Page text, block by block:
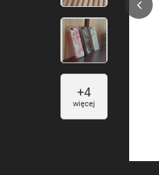
+4
więcej